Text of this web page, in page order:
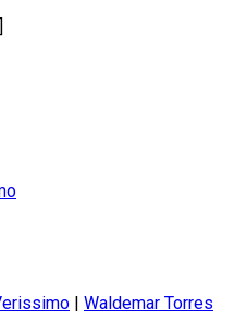
| Waldemar Torres